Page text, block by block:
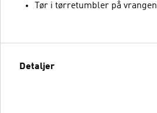
Tør i tørretumbler på vrangen
Detaljer